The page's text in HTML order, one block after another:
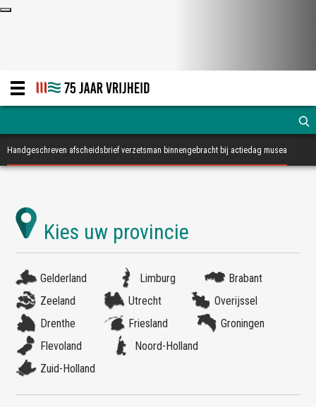
Handgeschreven afscheidsbrief verzetsman binnengebracht bij actiedag musea
Gelderland Limburg
Brabant
Zeeland
Utrecht
Overijssel
Drenthe
Friesland
Groningen
Flevoland
Noord-Holland
Zuid-Holland